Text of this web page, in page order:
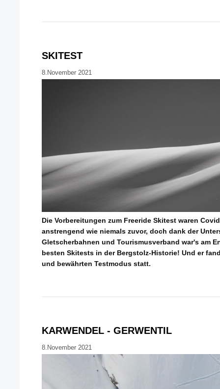
SKITEST
8.November 2021
Die Vorbereitungen zum Freeride Skitest waren
anstrengend wie niemals zuvor, doch dank der
Gletscherbahnen und Tourismusverband war's am
besten Skitests in der Bergstolz-Historie! Und er
und bewährten Testmodus statt.
KARWENDEL - GERWENTIL
8.November 2021